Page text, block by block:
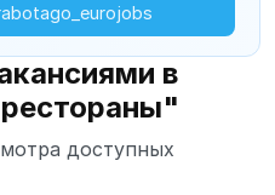
в
доступных